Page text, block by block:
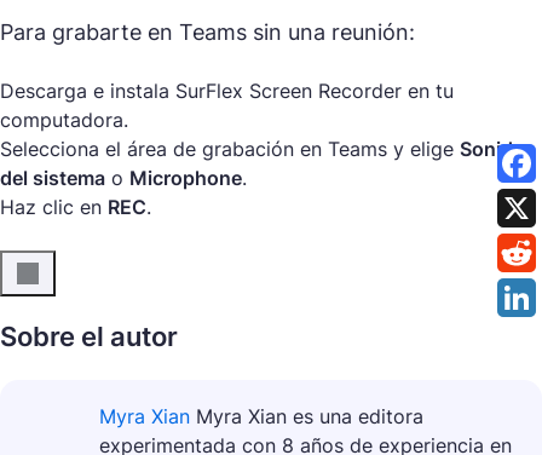
Para grabarte en Teams sin una reunión:
Descarga e instala SurFlex Screen Recorder en tu
computadora.
Selecciona el área de grabación en Teams y elige Sonido
del sistema o Microphone.
Haz clic en REC.
Sobre el autor
Myra Xian Myra Xian es una editora
experimentada con 8 años de experiencia en